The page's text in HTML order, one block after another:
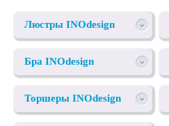
Люстры INOdesign
Бра INOdesign
Торшеры INOdesign